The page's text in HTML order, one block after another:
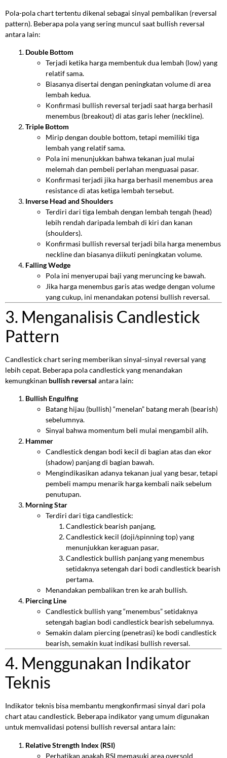
Pola-pola chart tertentu dikenal sebagai sinyal pembalikan (reversal
pattern). Beberapa pola yang sering muncul saat bullish reversal
antara lain:
Double Bottom
Terjadi ketika harga membentuk dua lembah (low) yang
relatif sama.
Biasanya disertai dengan peningkatan volume di area
lembah kedua.
Konfirmasi bullish reversal terjadi saat harga berhasil
menembus (breakout) di atas garis leher (neckline).
Triple Bottom
Mirip dengan double bottom, tetapi memiliki tiga
lembah yang relatif sama.
Pola ini menunjukkan bahwa tekanan jual mulai
melemah dan pembeli perlahan menguasai pasar.
Konfirmasi terjadi jika harga berhasil menembus area
resistance di atas ketiga lembah tersebut.
Inverse Head and Shoulders
Terdiri dari tiga lembah dengan lembah tengah (head)
lebih rendah daripada lembah di kiri dan kanan
(shoulders).
Konfirmasi bullish reversal terjadi bila harga menembus
neckline dan biasanya diikuti peningkatan volume.
Falling Wedge
Pola ini menyerupai baji yang meruncing ke bawah.
Jika harga menembus garis atas wedge dengan volume
yang cukup, ini menandakan potensi bullish reversal.
3. Menganalisis Candlestick
Pattern
Candlestick chart sering memberikan sinyal-sinyal reversal yang
lebih cepat. Beberapa pola candlestick yang menandakan
kemungkinan bullish reversal antara lain:
Bullish Engulfing
Batang hijau (bullish) “menelan” batang merah (bearish)
sebelumnya.
Sinyal bahwa momentum beli mulai mengambil alih.
Hammer
Candlestick dengan bodi kecil di bagian atas dan ekor
(shadow) panjang di bagian bawah.
Mengindikasikan adanya tekanan jual yang besar, tetapi
pembeli mampu menarik harga kembali naik sebelum
penutupan.
Morning Star
Terdiri dari tiga candlestick:
Candlestick bearish panjang,
Candlestick kecil (doji/spinning top) yang
menunjukkan keraguan pasar,
Candlestick bullish panjang yang menembus
setidaknya setengah dari bodi candlestick bearish
pertama.
Menandakan pembalikan tren ke arah bullish.
Piercing Line
Candlestick bullish yang “menembus” setidaknya
setengah bagian bodi candlestick bearish sebelumnya.
Semakin dalam piercing (penetrasi) ke bodi candlestick
bearish, semakin kuat indikasi bullish reversal.
4. Menggunakan Indikator
Teknis
Indikator teknis bisa membantu mengkonfirmasi sinyal dari pola
chart atau candlestick. Beberapa indikator yang umum digunakan
untuk memvalidasi potensi bullish reversal antara lain:
Relative Strength Index (RSI)
Perhatikan apakah RSI memasuki area oversold